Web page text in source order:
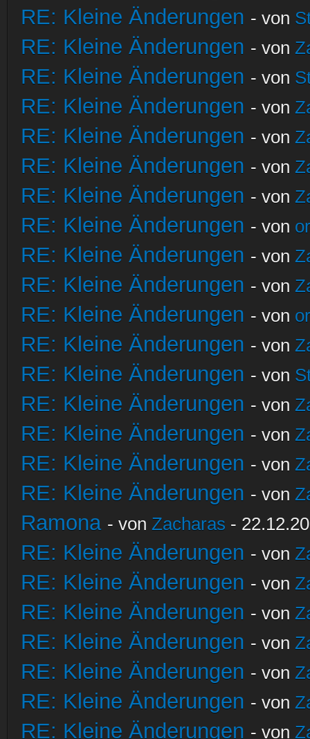
RE: Kleine Änderungen - von
RE: Kleine Änderungen - von
RE: Kleine Änderungen - von
RE: Kleine Änderungen - von
RE: Kleine Änderungen - von
RE: Kleine Änderungen - von
RE: Kleine Änderungen - von
RE: Kleine Änderungen - von
RE: Kleine Änderungen - von
RE: Kleine Änderungen - von
RE: Kleine Änderungen - von
RE: Kleine Änderungen - von
RE: Kleine Änderungen - von
RE: Kleine Änderungen - von
RE: Kleine Änderungen - von
RE: Kleine Änderungen - von
RE: Kleine Änderungen - von
Ramona - von Zacharas -
RE: Kleine Änderungen - von
RE: Kleine Änderungen - von
RE: Kleine Änderungen - von
RE: Kleine Änderungen - von
RE: Kleine Änderungen - von
RE: Kleine Änderungen - von
RE: Kleine Änderungen - von